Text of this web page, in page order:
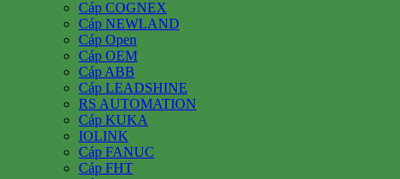
Cáp COGNEX
Cáp NEWLAND
Cáp Open
Cáp OEM
Cáp ABB
Cáp LEADSHINE
RS AUTOMATION
Cáp KUKA
IOLINK
Cáp FANUC
Cáp FHT